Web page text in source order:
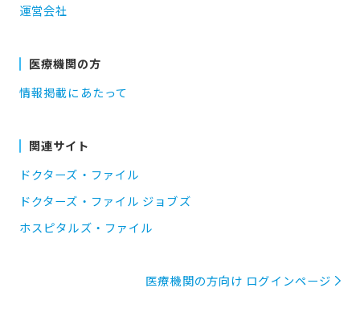
運営会社
医療機関の方
情報掲載にあたって
関連サイト
ドクターズ・ファイル
ドクターズ・ファイル ジョブズ
ホスピタルズ・ファイル
医療機関の方向け ログインページ